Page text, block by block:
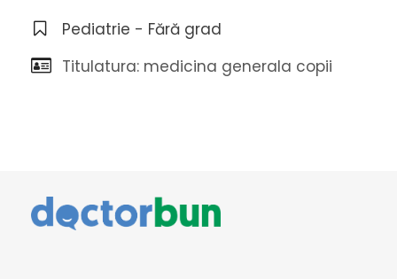
Pediatrie - Fără grad
Titulatura: medicina generala copii